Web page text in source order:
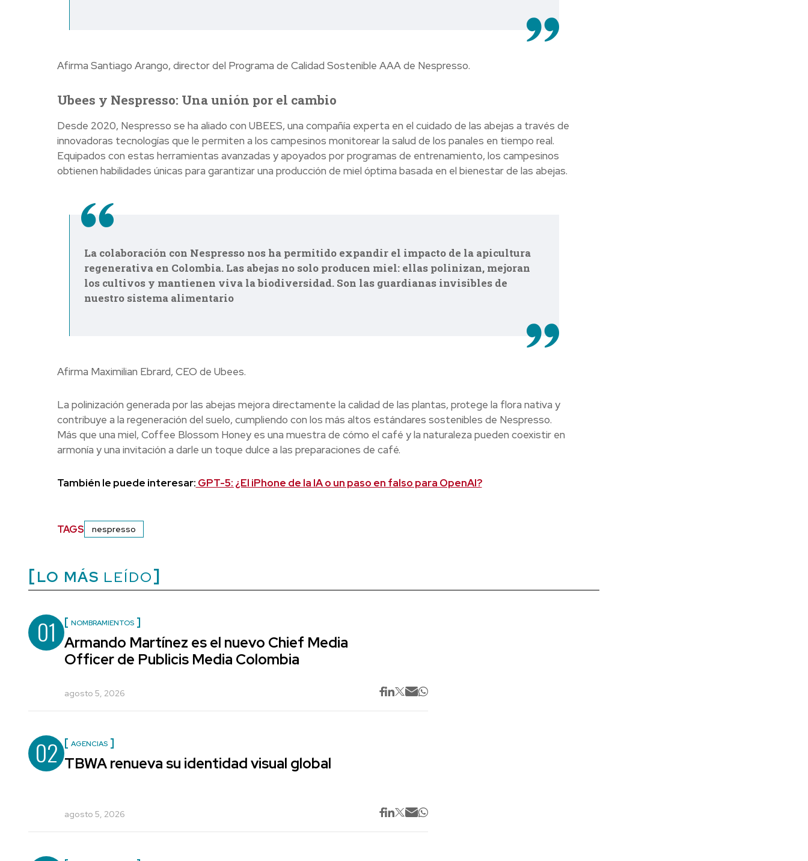
Afirma Santiago Arango, director del Programa de Calidad Sostenible AAA de Nespresso.
Ubees y Nespresso: Una unión por el cambio
Desde 2020, Nespresso se ha aliado con UBEES, una compañía experta en el cuidado de las abejas a través de
innovadoras tecnologías que le permiten a los campesinos monitorear la salud de los panales en tiempo real.
Equipados con estas herramientas avanzadas y apoyados por programas de entrenamiento, los campesinos
obtienen habilidades únicas para garantizar una producción de miel óptima basada en el bienestar de las abejas.
La colaboración con Nespresso nos ha permitido expandir el impacto de la apicultura
regenerativa en Colombia. Las abejas no solo producen miel: ellas polinizan, mejoran
los cultivos y mantienen viva la biodiversidad. Son las guardianas invisibles de
nuestro sistema alimentario
Afirma Maximilian Ebrard, CEO de Ubees.
La polinización generada por las abejas mejora directamente la calidad de las plantas, protege la flora nativa y
contribuye a la regeneración del suelo, cumpliendo con los más altos estándares sostenibles de Nespresso.
Más que una miel, Coffee Blossom Honey es una muestra de cómo el café y la naturaleza pueden coexistir en
armonía y una invitación a darle un toque dulce a las preparaciones de café.
También le puede interesar: GPT-5: ¿El iPhone de la IA o un paso en falso para OpenAI?
TAGS nespresso
LO MÁS LEÍDO
01 NOMBRAMIENTOS
Armando Martínez es el nuevo Chief Media
Officer de Publicis Media Colombia
agosto 5, 2026
02 AGENCIAS
TBWA renueva su identidad visual global
agosto 5, 2026